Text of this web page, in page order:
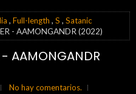
, Full-length , S , Satanic
- AAMONGANDR (2022)
- AAMONGANDR
No hay comentarios.